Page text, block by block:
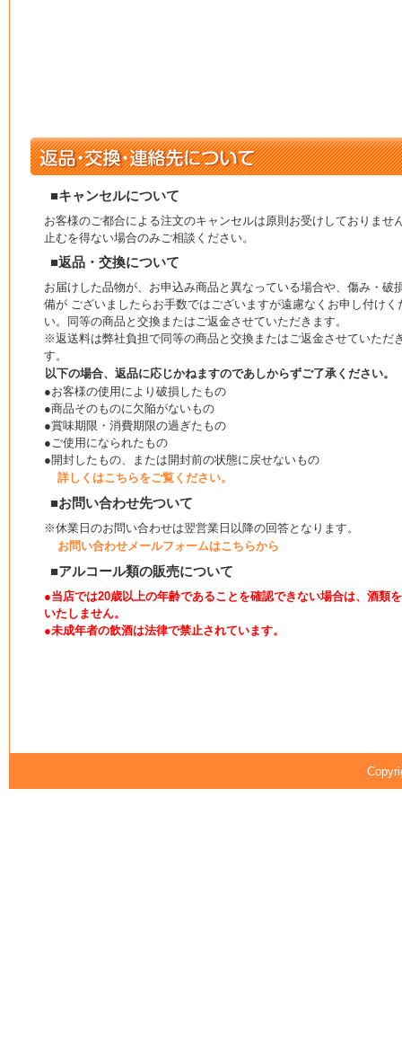
■キャンセルについて
お客様のご都合による注文のキャンセルは原則お受けしておりませ
止むを得ない場合のみご相談ください。
■返品・交換について
お届けした品物が、お申込み商品と異なっている場合や、傷み・破
備が ございましたらお手数ではございますが遠慮なくお申し付けく
い。同等の商品と交換またはご返金させていただきます。
※返送料は弊社負担で同等の商品と交換またはご返金させていただ
す。
以下の場合、返品に応じかねますのであしからずご了承ください。
●お客様の使用により破損したもの
●商品そのものに欠陥がないもの
●賞味期限・消費期限の過ぎたもの
●ご使用になられたもの
●開封したもの、または開封前の状態に戻せないもの
詳しくはこちらをご覧ください。
■お問い合わせ先ついて
※休業日のお問い合わせは翌営業日以降の回答となります。
お問い合わせメールフォームはこちらから
■アルコール類の販売について
●当店では20歳以上の年齢であることを確認できない場合は、酒類
いたしません。
●未成年者の飲酒は法律で禁止されています。